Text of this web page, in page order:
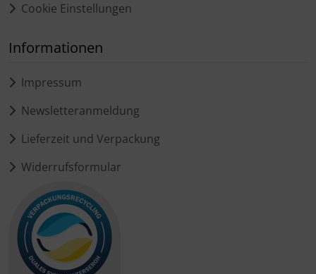
Cookie Einstellungen
Informationen
Impressum
Newsletteranmeldung
Lieferzeit und Verpackung
Widerrufsformular